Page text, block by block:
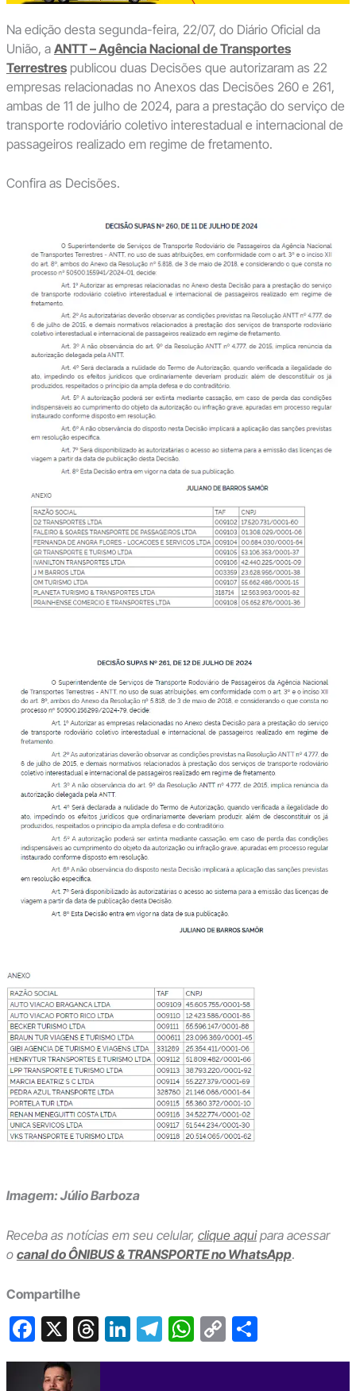
Na edição desta segunda-feira, 22/07, do Diário Oficial da
União, a ANTT – Agência Nacional de Transportes
Terrestrespublicou duas Decisões que autorizaram as 22
empresas relacionadas no Anexos das Decisões 260 e 261,
ambas de 11 de julho de 2024, para a prestação do serviço de
transporte rodoviário coletivo interestadual e internacional de
passageiros realizado em regime de fretamento.
Confira as Decisões.
Imagem: Júlio Barboza
Receba as notícias em seu celular, clique aquipara acessar
o canal do ÔNIBUS & TRANSPORTE no WhatsApp.
Compartilhe
F
a
c
X T
hr
Li
n
T
el
W
h
C
o
S
h